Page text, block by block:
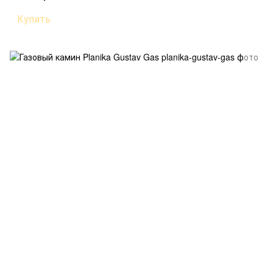
Купить